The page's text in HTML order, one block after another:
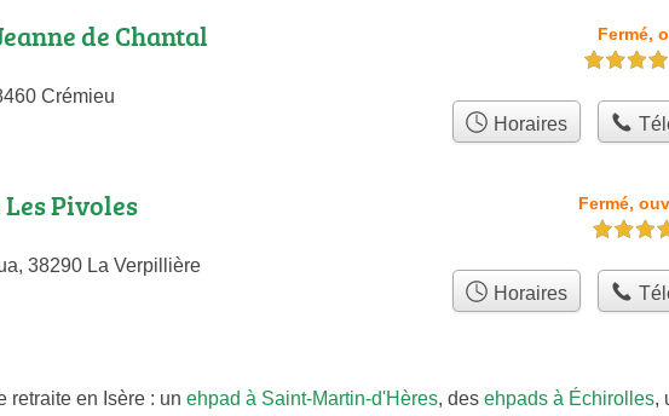
de Chantal
Crémieu
Fermé,
4,5 étoiles
Horaires
Pivoles
38290 La Verpillière
Fermé,
4,0 étoiles
Horaires
retraite en Isère : un ehpad à Saint-Martin-d'Hères, des ehpads à Échirolles,